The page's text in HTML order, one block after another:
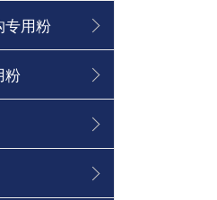
专用粉
粉
京津冀餐饮产业发展大会首日直击 | 德慧创新质构亮相京津冀食材节